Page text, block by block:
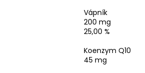
Vápník
200 mg
25,00 %
Koenzym Q10
45 mg